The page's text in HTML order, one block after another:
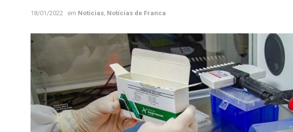
18/01/2022 em Notícias Notícias de Franca